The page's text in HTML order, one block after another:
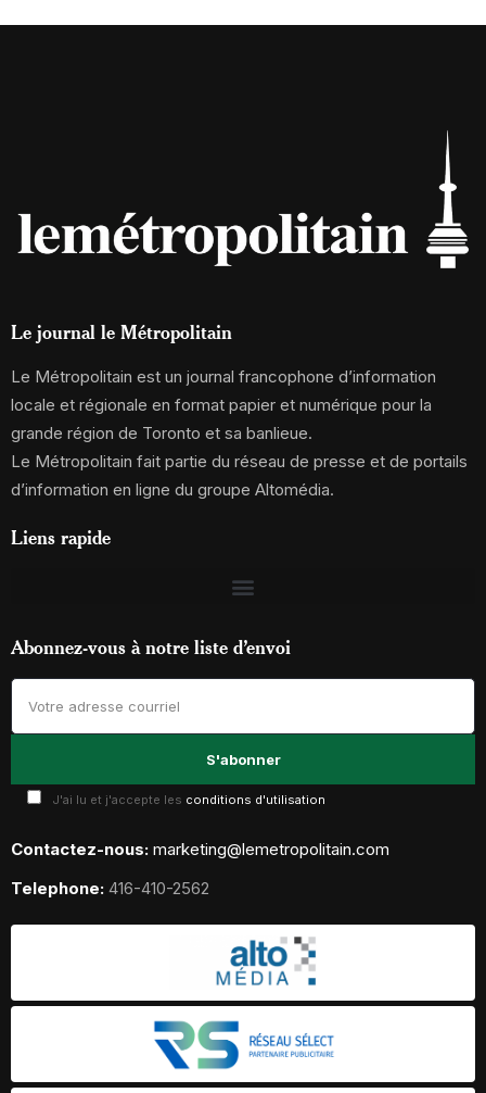
Le journal le Métropolitain
Le Métropolitain est un journal francophone d’information
locale et régionale en format papier et numérique pour la
grande région de Toronto et sa banlieue.
Le Métropolitain fait partie du réseau de presse et de portails
d’information en ligne du groupe Altomédia.
Liens rapide
Abonnez-vous à notre liste d’envoi
J'ai lu et j'accepte les conditions d'utilisation
Contactez-nous: marketing@lemetropolitain.com
Telephone: 416-410-2562